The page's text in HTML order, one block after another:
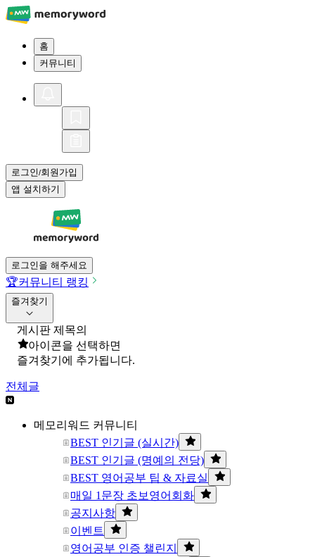
홈
커뮤니티
로그인/회원가입
앱 설치하기
로그인을 해주세요
🏆커뮤니티 랭킹
즐겨찾기
게시판 제목의
아이콘을 선택하면
즐겨찾기에 추가됩니다.
전체글
메모리워드 커뮤니티
BEST 인기글 (실시간)
BEST 인기글 (명예의 전당)
BEST 영어공부 팁 & 자료실
매일 1문장 초보영어회화
공지사항
이벤트
영어공부 인증 챌린지